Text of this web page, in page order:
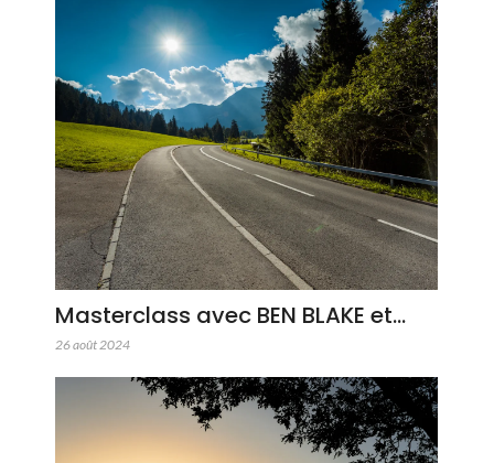
Masterclass avec BEN BLAKE et…
26 août 2024